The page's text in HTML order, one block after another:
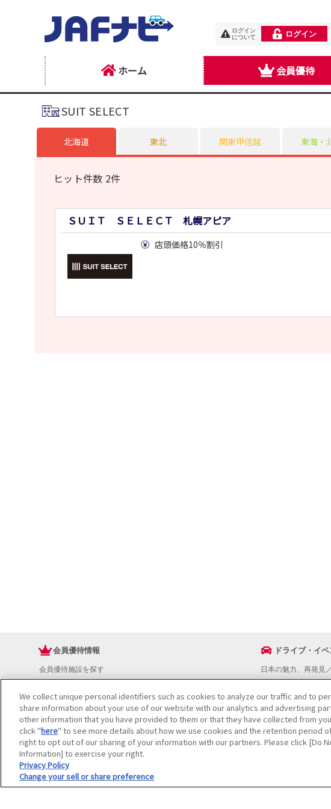
ログイン
について
ログイン
ホーム 会員優待
SUIT SELECT
北海道 東北 関東甲信越 東海・
ヒット件数 2件
ＳＵＩＴ ＳＥＬＥＣＴ 札幌アピア
店頭価格10％割引
会員優待情報
会員優待施設を探す
JAFアプリ
新規優待施設
海外で使える会員優待サービス
JAFプレミアムサービス
JAFライフサポート
JAF Mate
冊子JAF Mate・JAF PLUS
ドライブ・イベ
日本の魅力、再発見
ドライブスタンプラ
おでかけスポットを
ドライブコースを探
イベントを探す
地図から探す
お役立ち情報
We collect unique personal identifiers such as cookies to analyze our traffic and to
share information about your use of our website with our analytics and advertising
other information that you have provided to them or that they have collected from
click "here" to see more details about how we use cookies and the retention period
right to opt out of our sharing of your information with our partners. Please click [Do
Information] to exercise your right.
Privacy Policy
Change your sell or share preference